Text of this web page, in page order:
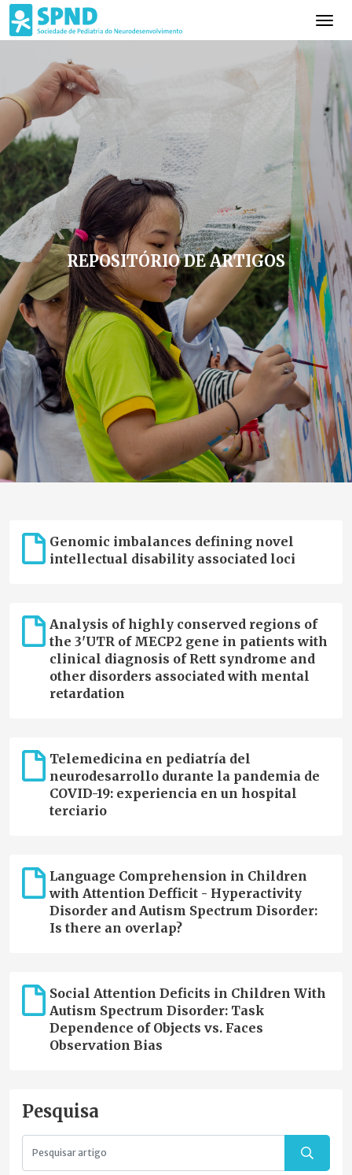
REPOSITÓRIO DE ARTIGOS
Genomic imbalances defining novel
intellectual disability associated loci
Analysis of highly conserved regions of
the 3'UTR of MECP2 gene in patients with
clinical diagnosis of Rett syndrome and
other disorders associated with mental
retardation
Telemedicina en pediatría del
neurodesarrollo durante la pandemia de
COVID-19: experiencia en un hospital
terciario
Language Comprehension in Children
with Attention Defficit - Hyperactivity
Disorder and Autism Spectrum Disorder:
Is there an overlap?
Social Attention Deficits in Children With
Autism Spectrum Disorder: Task
Dependence of Objects vs. Faces
Observation Bias
Pesquisa